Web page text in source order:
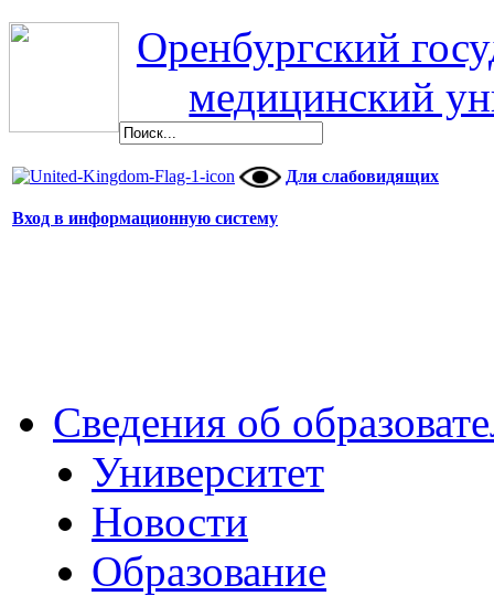
Оренбургский
медицинский
Для слабовидящих
Вход в информационную систему
Сведения об
Университет
Новости
Образование